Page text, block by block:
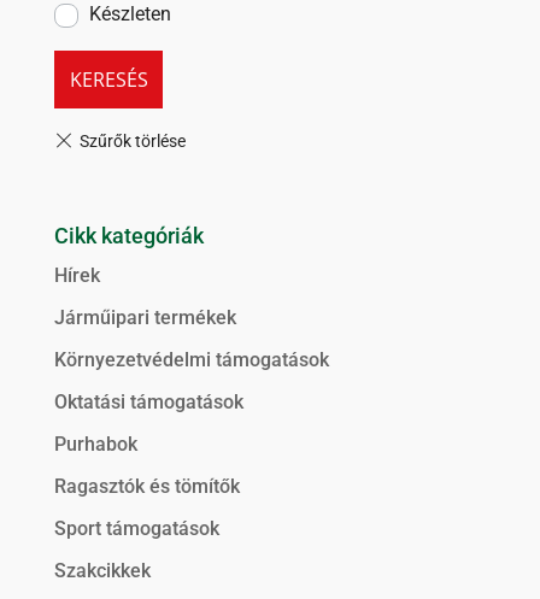
Készleten
KERESÉS
Cikk kategóriák
Hírek
Járműipari termékek
Környezetvédelmi támogatások
Oktatási támogatások
Purhabok
Ragasztók és tömítők
Sport támogatások
Szakcikkek